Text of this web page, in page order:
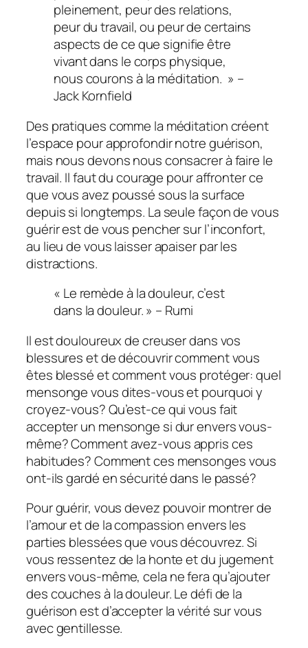
pleinement, peur des relations,
peur du travail, ou peur de certains
aspects de ce que signifie être
vivant dans le corps physique,
nous courons à la méditation. » –
Jack Kornfield
Des pratiques comme la méditation créent
l’espace pour approfondir notre guérison,
mais nous devons nous consacrer à faire le
travail. Il faut du courage pour affronter ce
que vous avez poussé sous la surface
depuis si longtemps. La seule façon de vous
guérir est de vous pencher sur l’inconfort,
au lieu de vous laisser apaiser par les
distractions.
« Le remède à la douleur, c’est
dans la douleur. » – Rumi
Il est douloureux de creuser dans vos
blessures et de découvrir comment vous
êtes blessé et comment vous protéger: quel
mensonge vous dites-vous et pourquoi y
croyez-vous? Qu’est-ce qui vous fait
accepter un mensonge si dur envers vous-
même? Comment avez-vous appris ces
habitudes? Comment ces mensonges vous
ont-ils gardé en sécurité dans le passé?
Pour guérir, vous devez pouvoir montrer de
l’amour et de la compassion envers les
parties blessées que vous découvrez. Si
vous ressentez de la honte et du jugement
envers vous-même, cela ne fera qu’ajouter
des couches à la douleur. Le défi de la
guérison est d’accepter la vérité sur vous
avec gentillesse.